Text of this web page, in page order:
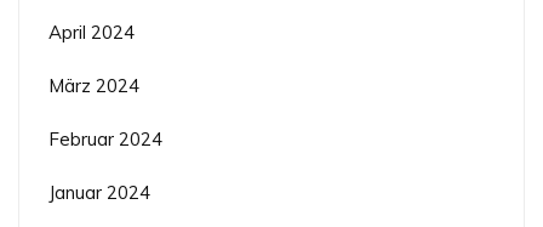
April 2024
März 2024
Februar 2024
Januar 2024